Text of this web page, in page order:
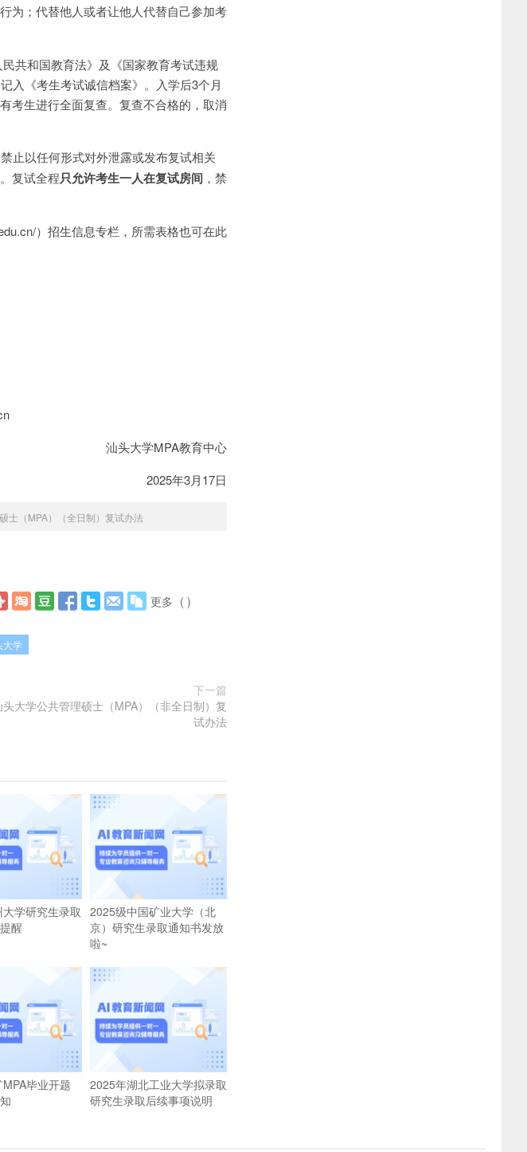
为；代替他人或者让他人代替自己参加考
共和国教育法》及《国家教育考试违规
入《考生考试诚信档案》。入学后3个月
考生进行全面复查。复查不合格的，取消
止以任何形式对外泄露或发布复试相关
。复试全程只允许考生一人在复试房间 ，禁
）招生信息专栏，所需表格也可在此
汕头大学MPA教育中心
年3月17日
士（MPA）（全日制）复试办法
更多 ( )
大学
下一篇
大学公共管理硕士（MPA）（非全日制）复
试办法
学研究生录取
醒
2025级中国矿业大学（北
京）研究生录取通知书发放
啦~
毕业开题
2025年湖北工业大学拟录取
研究生录取后续事项说明